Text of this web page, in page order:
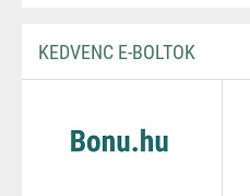
KEDVENC E-BOLTOK